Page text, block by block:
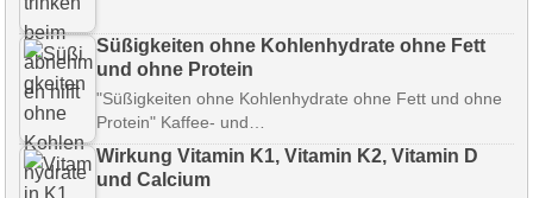
Süßigkeiten ohne Kohlenhydrate ohne Fett
und ohne Protein
"Süßigkeiten ohne Kohlenhydrate ohne Fett und ohne
Protein" Kaffee- und…
Wirkung Vitamin K1, Vitamin K2, Vitamin D
und Calcium